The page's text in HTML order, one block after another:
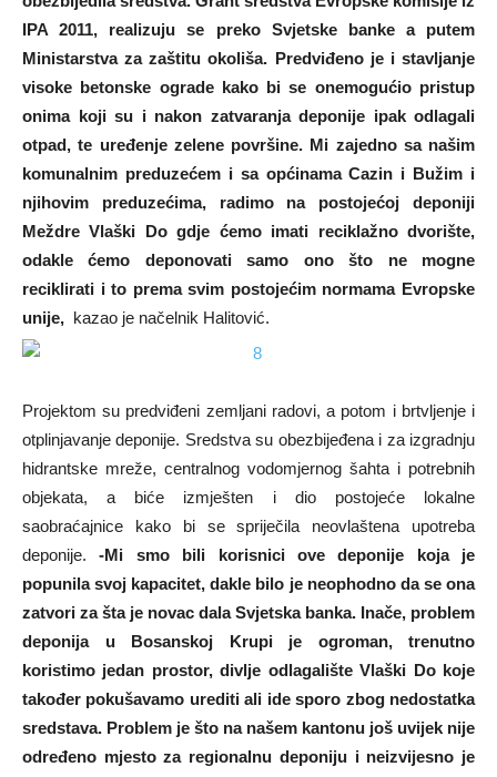
IPA 2011, realizuju se preko Svjetske banke a putem
Ministarstva za zaštitu okoliša. Predviđeno je i stavljanje
visoke betonske ograde kako bi se onemogućio pristup
onima koji su i nakon zatvaranja deponije ipak odlagali
otpad, te uređenje zelene površine. Mi zajedno sa našim
komunalnim preduzećem i sa općinama Cazin i Bužim i
njihovim preduzećima, radimo na postojećoj deponiji
Meždre Vlaški Do gdje ćemo imati reciklažno dvorište,
odakle ćemo deponovati samo ono što ne mogne
reciklirati i to prema svim postojećim normama Evropske
unije, kazao je načelnik Halitović.
Projektom su predviđeni zemljani radovi, a potom i brtvljenje i
otplinjavanje deponije. Sredstva su obezbijeđena i za izgradnju
hidrantske mreže, centralnog vodomjernog šahta i potrebnih
objekata, a biće izmješten i dio postojeće lokalne
saobraćajnice kako bi se spriječila neovlaštena upotreba
deponije.-Mi smo bili korisnici ove deponije koja je
popunila svoj kapacitet, dakle bilo je neophodno da se ona
zatvori za šta je novac dala Svjetska banka. Inače, problem
deponija u Bosanskoj Krupi je ogroman, trenutno
koristimo jedan prostor, divlje odlagalište Vlaški Do koje
također pokušavamo urediti ali ide sporo zbog nedostatka
sredstava. Problem je što na našem kantonu još uvijek nije
određeno mjesto za regionalnu deponiju i neizvijesno je